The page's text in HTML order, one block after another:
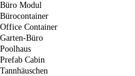
Büro Modul
Bürocontainer
Office Container
Garten-Büro
Poolhaus
Prefab Cabin
Tannhäuschen